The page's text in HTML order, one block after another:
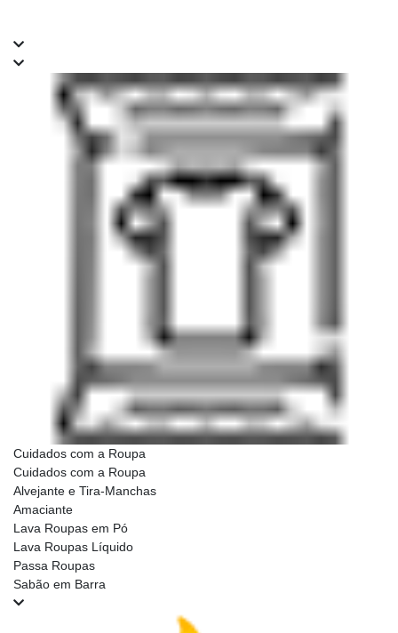
Cuidados com a Roupa
Cuidados com a Roupa
Alvejante e Tira-Manchas
Amaciante
Lava Roupas em Pó
Lava Roupas Líquido
Passa Roupas
Sabão em Barra